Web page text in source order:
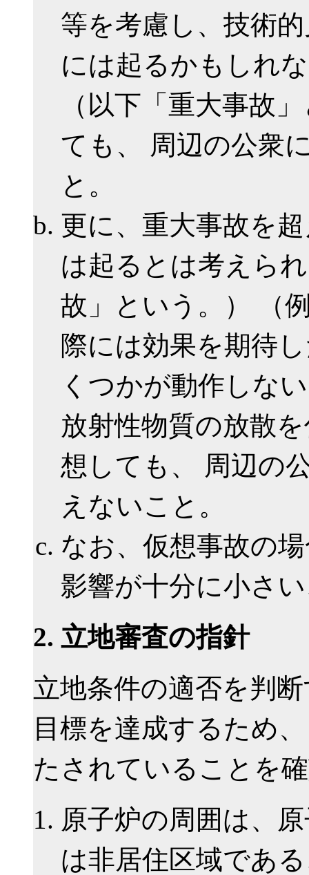
等を考慮し、技術
には起るかもしれ
（以下「重大事故
ても、 周辺の公衆
と。
更に、重大事故を
は起るとは考えら
故」という。） （
際には効果を期待
くつかが動作しな
放射性物質の放散
想しても、 周辺の
えないこと。
なお、仮想事故の
影響が十分に小さ
2. 立地審査の指針
立地条件の適否を判
目標を達成するため
たされていることを
原子炉の周囲は、
は非居住区域であ